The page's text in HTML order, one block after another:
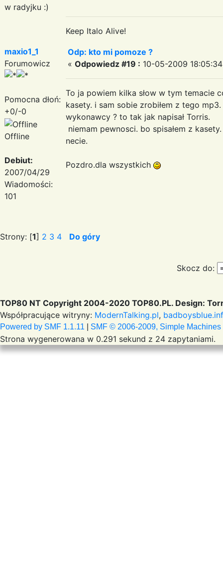
w radyjku :)
Keep Italo Alive!
maxio1_1
Forumowicz
Pomocna dłoń:
+0/-0
Offline
Debiut:
2007/04/29
Wiadomości:
101
Odp: kto mi pomoze ?
« Odpowiedz #19 : 10-05-2009
To ja powiem kilka słow w tym temacie
kasety. i sam sobie zrobiłem z tego
wykonawcy ? to tak jak napisał Torris.
niemam pewnosci. bo spisałem z
necie.
Pozdro.dla wszystkich
Strony: [1] 2 3 4 Do góry
Skocz do:
TOP80 NT Copyright 2004-2020 TOP80.PL. Design:
Współpracujące witryny: ModernTalking.pl,
Powered by SMF 1.1.11 SMF © 2006-2009, Simple Machines
Strona wygenerowana w 0.291 sekund z 24 zapytaniami.